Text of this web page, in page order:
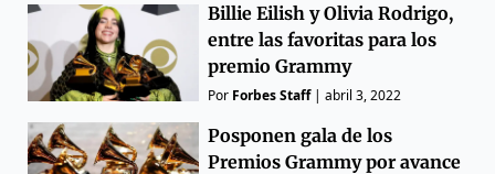
Billie Eilish y Olivia Rodrigo,
entre las favoritas para los
premio Grammy
Por Forbes Staff|abril 3, 2022
Posponen gala de los
Premios Grammy por avance